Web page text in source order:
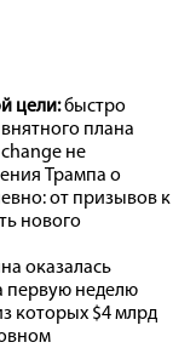
цели:быстро
плана
не
Трампа о
от призывов к
нового
оказалась
первую неделю
которых $4 млрд